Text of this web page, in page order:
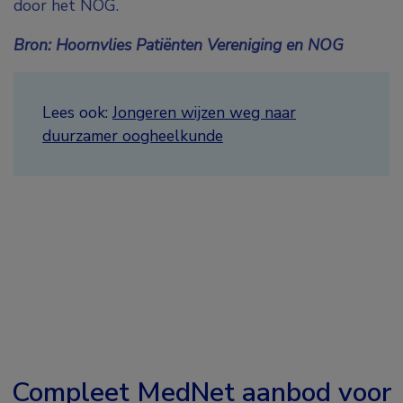
door het NOG.
Bron: Hoornvlies Patiënten Vereniging en NOG
Lees ook: Jongeren wijzen weg naar
duurzamer oogheelkunde
Compleet MedNet aanbod voor